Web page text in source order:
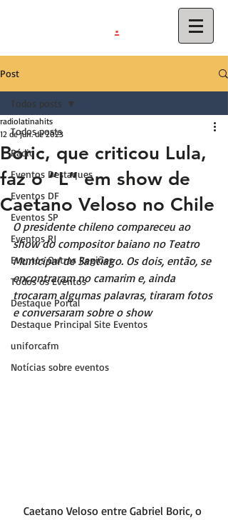
.
Post
Todos posts
Rádio
Eventos Destaques
Eventos DF
Eventos SP
Eventos RJ
Eventos Outras Regiões
Todos os Eventos
Destaque Portal
Destaque Principal Site Eventos
uniforcafm
Notícias sobre eventos
Todos posts
Boric, que criticou Lula,
faz o “L” em show de
Caetano Veloso no Chile
radiolatinahits
12 de jun. de 2023
O presidente chileno compareceu ao
show do compositor baiano no Teatro
Municipal de Santiago. Os dois, então, se
encontraram no camarim e, ainda
trocaram algumas palavras, tiraram fotos
e conversaram sobre o show
Caetano Veloso entre Gabriel Boric, o